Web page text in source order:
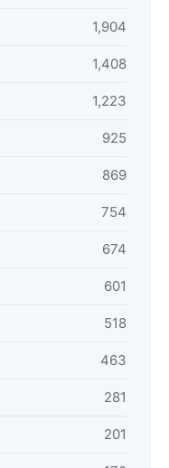
1,904
1,408
1,223
925
869
754
674
601
518
463
281
201